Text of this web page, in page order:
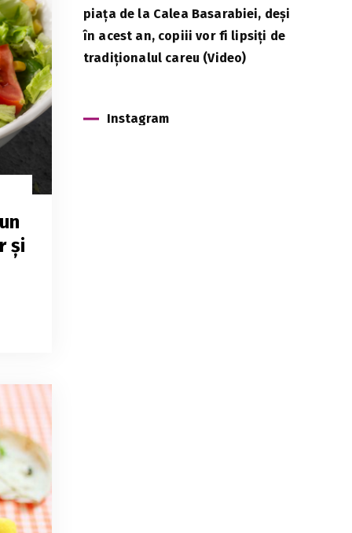
și
piața de la Calea Basarabiei, deși
în acest an, copiii vor fi lipsiți de
tradiționalul careu (Video)
Instagram